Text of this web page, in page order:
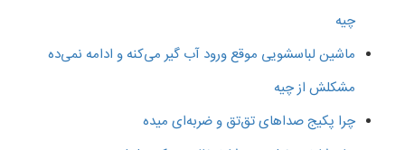
چیه
ماشین لباسشویی موقع ورود آب گیر می‌کنه و ادامه نمی‌ده
مشکلش از چیه
چرا پکیج صداهای تق‌تق و ضربه‌ای میده